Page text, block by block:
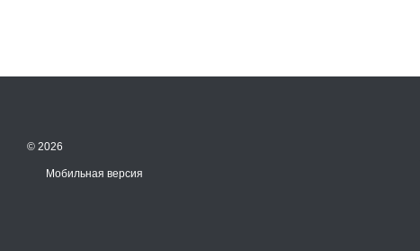
© 2026
Мобильная версия